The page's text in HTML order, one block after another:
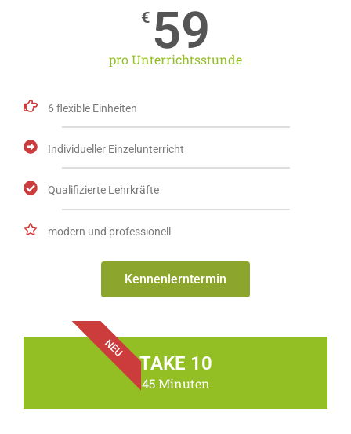
€ 59
pro Unterrichtsstunde
6 flexible Einheiten
Individueller Einzelunterricht
Qualifizierte Lehrkräfte
modern und professionell
Kennenlerntermin
NEU
TAKE 10
45 Minuten